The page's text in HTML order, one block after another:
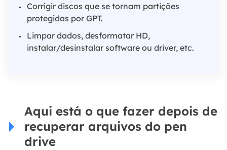
Corrigir discos que se tornam partições
protegidas por GPT.
Limpar dados, desformatar HD,
instalar/desinstalar software ou driver, etc.
Aqui está o que fazer depois de
recuperar arquivos do pen
drive